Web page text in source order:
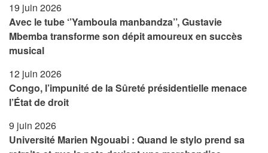
19 juin 2026
Avec le tube ‘’Yamboula manbandza’’, Gustavie
Mbemba transforme son dépit amoureux en succès
musical
12 juin 2026
Congo, l’impunité de la Sûreté présidentielle menace
l’État de droit
9 juin 2026
Université Marien Ngouabi : Quand le stylo prend sa